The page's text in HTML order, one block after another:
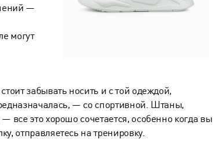
—
могут
забывать носить и с той одеждой,
— со спортивной. Штаны,
все это хорошо сочетается, особенно когда вы
отправляетесь на тренировку.